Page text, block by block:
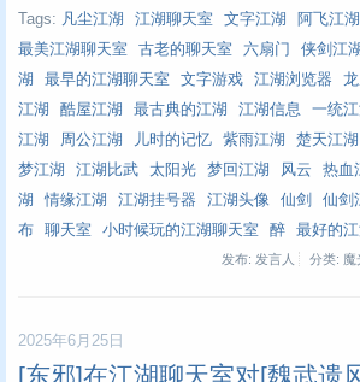
Tags: 凡尘江湖 江湖聊天室 文字江湖 阿飞江湖
最美江湖聊天室
古老的聊天室 六扇门 侠剑江湖
湖
最早的江湖聊天室 文字游戏 江湖浏览器
江湖
酷屋江湖 最古典的江湖 江湖信息 一统江
江湖
周公江湖 儿时的记忆 紫雨江湖 楚天江湖
梦江湖
江湖比武 太阳光 梦回江湖 风云 热血
湖
情缘江湖 江湖挂号器 江湖头像 仙剑 仙剑
布
聊天室 小时候玩的江湖聊天室 醉 最好的
发布: 发言人 分类: 魔
2025年6月25日
[东邪]在江湖聊天室对[魏武遗